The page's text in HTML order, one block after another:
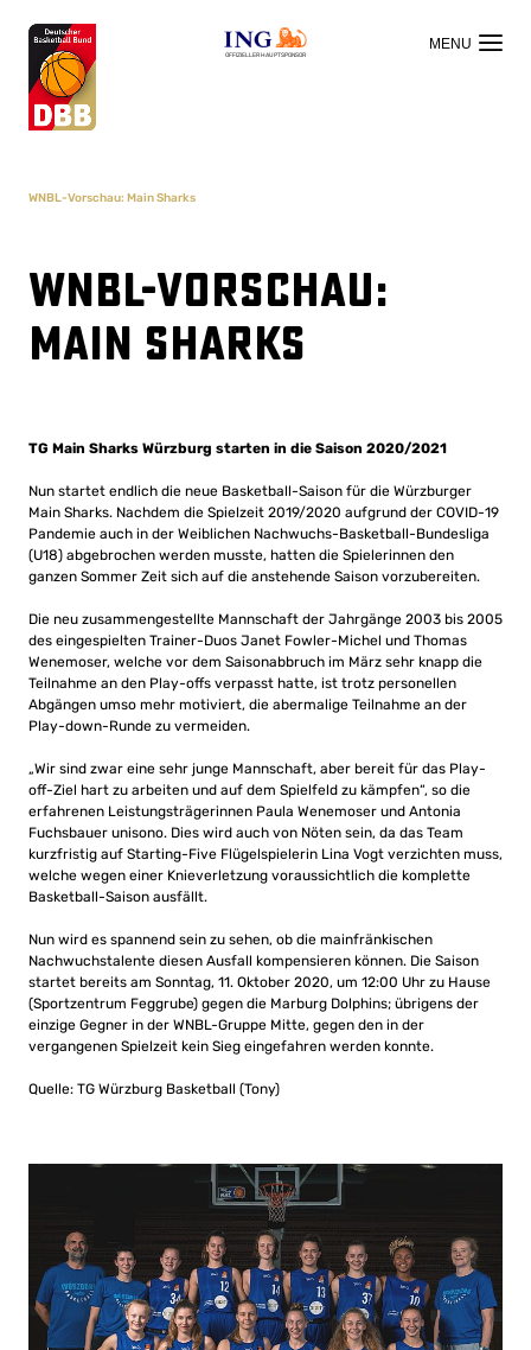
OFFIZIELLER HAUPTSPONSOR
WNBL-Vorschau: Main Sharks
WNBL-Vorschau:
Main Sharks
TG Main Sharks Würzburg starten in die Saison 2020/2021
Nun startet endlich die neue Basketball-Saison für die Würzburger
Main Sharks. Nachdem die Spielzeit 2019/2020 aufgrund der COVID-19
Pandemie auch in der Weiblichen Nachwuchs-Basketball-Bundesliga
(U18) abgebrochen werden musste, hatten die Spielerinnen den
ganzen Sommer Zeit sich auf die anstehende Saison vorzubereiten.
Die neu zusammengestellte Mannschaft der Jahrgänge 2003 bis 2005
des eingespielten Trainer-Duos Janet Fowler-Michel und Thomas
Wenemoser, welche vor dem Saisonabbruch im März sehr knapp die
Teilnahme an den Play-offs verpasst hatte, ist trotz personellen
Abgängen umso mehr motiviert, die abermalige Teilnahme an der
Play-down-Runde zu vermeiden.
„Wir sind zwar eine sehr junge Mannschaft, aber bereit für das Play-
off-Ziel hart zu arbeiten und auf dem Spielfeld zu kämpfen“, so die
erfahrenen Leistungsträgerinnen Paula Wenemoser und Antonia
Fuchsbauer unisono. Dies wird auch von Nöten sein, da das Team
kurzfristig auf Starting-Five Flügelspielerin Lina Vogt verzichten muss,
welche wegen einer Knieverletzung voraussichtlich die komplette
Basketball-Saison ausfällt.
Nun wird es spannend sein zu sehen, ob die mainfränkischen
Nachwuchstalente diesen Ausfall kompensieren können. Die Saison
startet bereits am Sonntag, 11. Oktober 2020, um 12:00 Uhr zu Hause
(Sportzentrum Feggrube) gegen die Marburg Dolphins; übrigens der
einzige Gegner in der WNBL-Gruppe Mitte, gegen den in der
vergangenen Spielzeit kein Sieg eingefahren werden konnte.
Quelle: TG Würzburg Basketball (Tony)